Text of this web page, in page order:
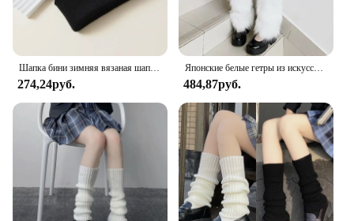
274,24руб.
Японские белые гетры из искусственного меха, бахилы Y2K, однотонные носки в готическом стиле, панк Jk, длиной до колена, хип-хоп, модные теплые носки для девочек
484,87руб.